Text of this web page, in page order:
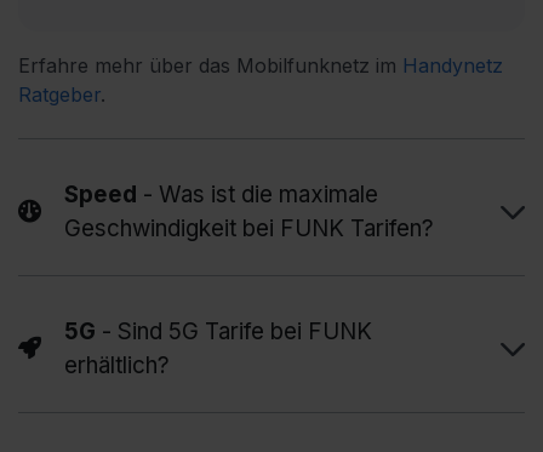
Erfahre mehr über das Mobilfunknetz im Handynetz
Ratgeber.
Speed - Was ist die maximale
Geschwindigkeit bei FUNK Tarifen?
5G - Sind 5G Tarife bei FUNK
erhältlich?